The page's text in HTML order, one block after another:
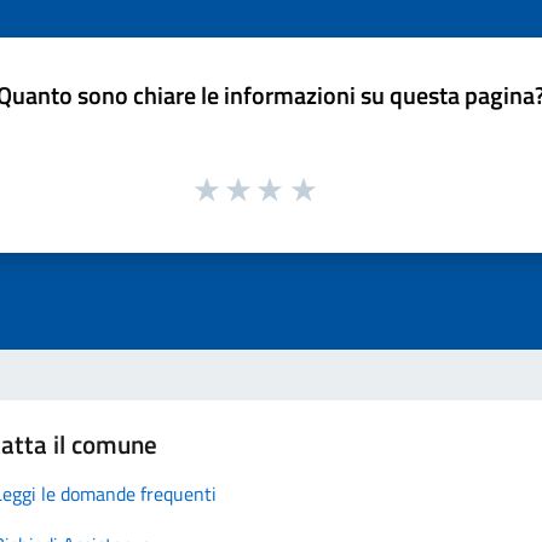
sono chiare le informazioni su questa
il comune
le domande frequenti